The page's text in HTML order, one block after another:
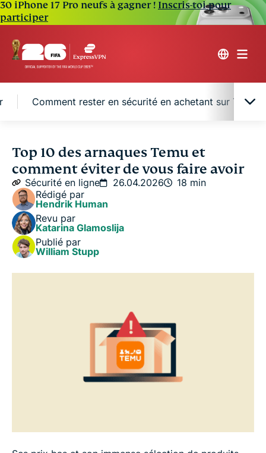
30 iPhone 17 Pro neufs à gagner ! Inscris-toi pour
participer
Comment rester en sécurité en achetant sur Temu
Qu’est-ce qu’une arnaque Temu ?
Top 10 des arnaques Temu à éviter
Comment rester en sécurité en achetant sur Temu
Que faire si vous êtes victime d’une arnaque sur
Temu
Top 10 des arnaques Temu et
comment éviter de vous faire avoir
Sécurité en ligne 26.04.2026
18 min
Rédigé par
Hendrik Human
Revu par
Katarina Glamoslija
Publié par
William Stupp